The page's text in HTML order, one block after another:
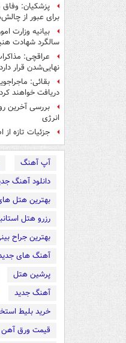
پزشکیان: وفاق
برای عبور از
بیانیه وزارت
سالگرد شهادت
عراقچی:
نهایی‌شدن قرار دارد
بقائی:
دریافت خواهند کرد
بررسی آخرین
انرژی
جزئیات تازه
آپ آهنگ
دانلود آهنگ
بهترین هتل
رزرو هتل
بهترین جراح
آهنگ های
پرشین هتل
آهنگ جدید
خرید بلیط
قیمت ورق آهن